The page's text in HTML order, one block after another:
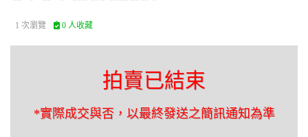
1 次瀏覽 0 人收藏
拍賣已結束
*實際成交與否，以最終發送之簡訊通知為準